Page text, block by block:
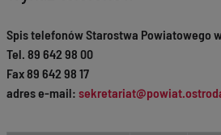
Spis telefonów Starostwa Powiatowego
Tel. 89 642 98 00
Fax 89 642 98 17
adres e-mail: